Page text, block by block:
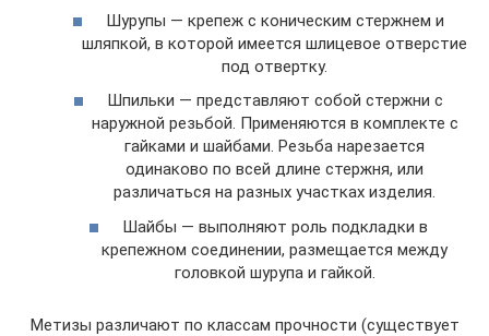
Шурупы — крепеж с коническим стержнем и
шляпкой, в которой имеется шлицевое отверстие
под отвертку.
Шпильки — представляют собой стержни с
наружной резьбой. Применяются в комплекте с
гайками и шайбами. Резьба нарезается
одинаково по всей длине стержня, или
различаться на разных участках изделия.
Шайбы — выполняют роль подкладки в
крепежном соединении, размещается между
головкой шурупа и гайкой.
Метизы различают по классам прочности (существует